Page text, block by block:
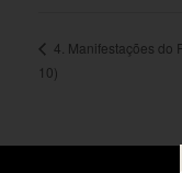
4. Manifestações do
10)